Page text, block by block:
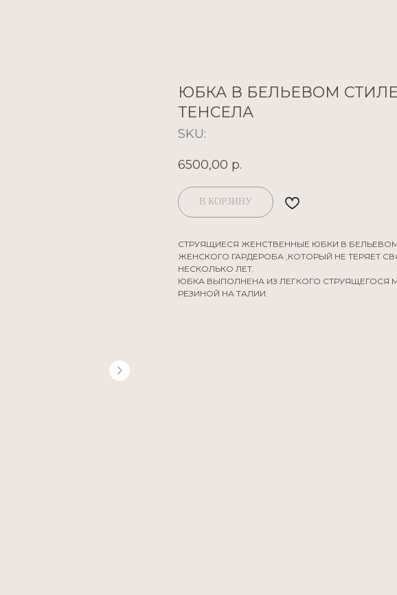
ЮБКА В БЕЛЬЕВОМ
ТЕНСЕЛА
SKU:
6500,00 р.
В КОРЗИНУ
СТРУЯЩИЕСЯ ЖЕНСТВЕННЫЕ ЮБКИ В
ЖЕНСКОГО ГАРДЕРОБА ,КОТОРЫЙ НЕ ТЕРЯЕТ
НЕСКОЛЬКО ЛЕТ.
ЮБКА ВЫПОЛНЕНА ИЗ ЛЕГКОГО СТРУЯЩЕГОСЯ
РЕЗИНОЙ НА ТАЛИИ.